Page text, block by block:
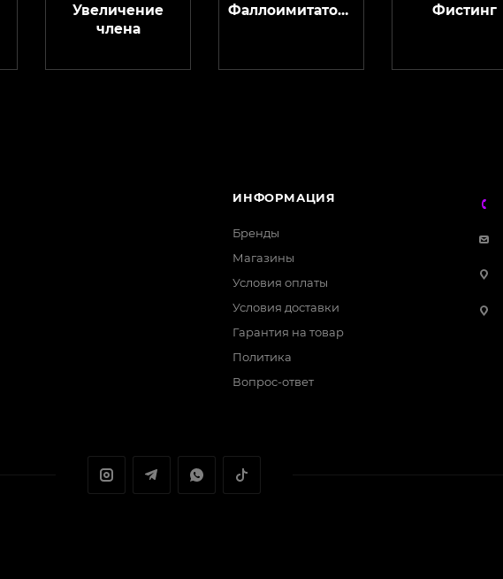
Увеличение
члена
Фаллоимитаторы Фистинг
ИНФОРМАЦИЯ
Бренды
Магазины
Условия оплаты
Условия доставки
Гарантия на товар
Политика
Вопрос-ответ